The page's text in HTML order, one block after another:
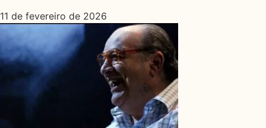
11 de fevereiro de 2026